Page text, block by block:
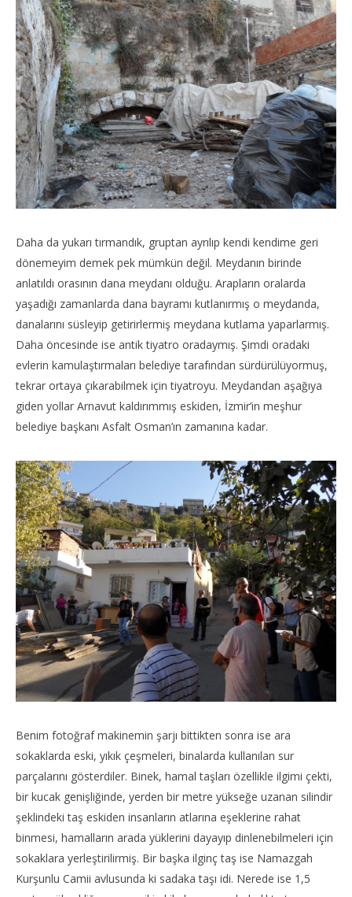
Daha da yukarı tırmandık, gruptan ayrılıp kendi kendime geri
dönemeyim demek pek mümkün değil. Meydanın birinde
anlatıldı orasının dana meydanı olduğu. Arapların oralarda
yaşadığı zamanlarda dana bayramı kutlanırmış o meydanda,
danalarını süsleyip getirirlermiş meydana kutlama yaparlarmış.
Daha öncesinde ise antik tiyatro oradaymış. Şimdi oradaki
evlerin kamulaştırmaları belediye tarafından sürdürülüyormuş,
tekrar ortaya çıkarabilmek için tiyatroyu. Meydandan aşağıya
giden yollar Arnavut kaldırımmış eskiden, İzmir’in meşhur
belediye başkanı Asfalt Osman’ın zamanına kadar.
Benim fotoğraf makinemin şarjı bittikten sonra ise ara
sokaklarda eski, yıkık çeşmeleri, binalarda kullanılan sur
parçalarını gösterdiler. Binek, hamal taşları özellikle ilgimi çekti,
bir kucak genişliğinde, yerden bir metre yükseğe uzanan silindir
şeklindeki taş eskiden insanların atlarına eşeklerine rahat
binmesi, hamalların arada yüklerini dayayıp dinlenebilmeleri için
sokaklara yerleştirilirmiş. Bir başka ilginç taş ise Namazgah
Kurşunlu Camii avlusunda ki sadaka taşı idi. Nerede ise 1,5